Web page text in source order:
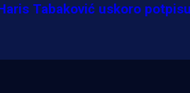
Haris Tabaković uskoro